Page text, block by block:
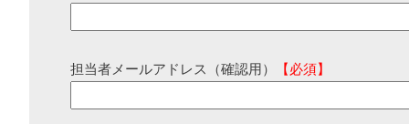
担当者メールアドレス（確認用） 【必須】